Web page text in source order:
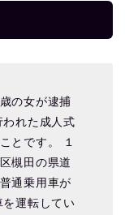
の女が逮捕
れた成人式
とです。 １
槻田の県道
通乗用車が
運転してい